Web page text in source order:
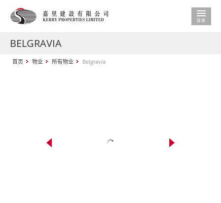
BELGRAVIA
首页 物业 所有物业 Belgravia